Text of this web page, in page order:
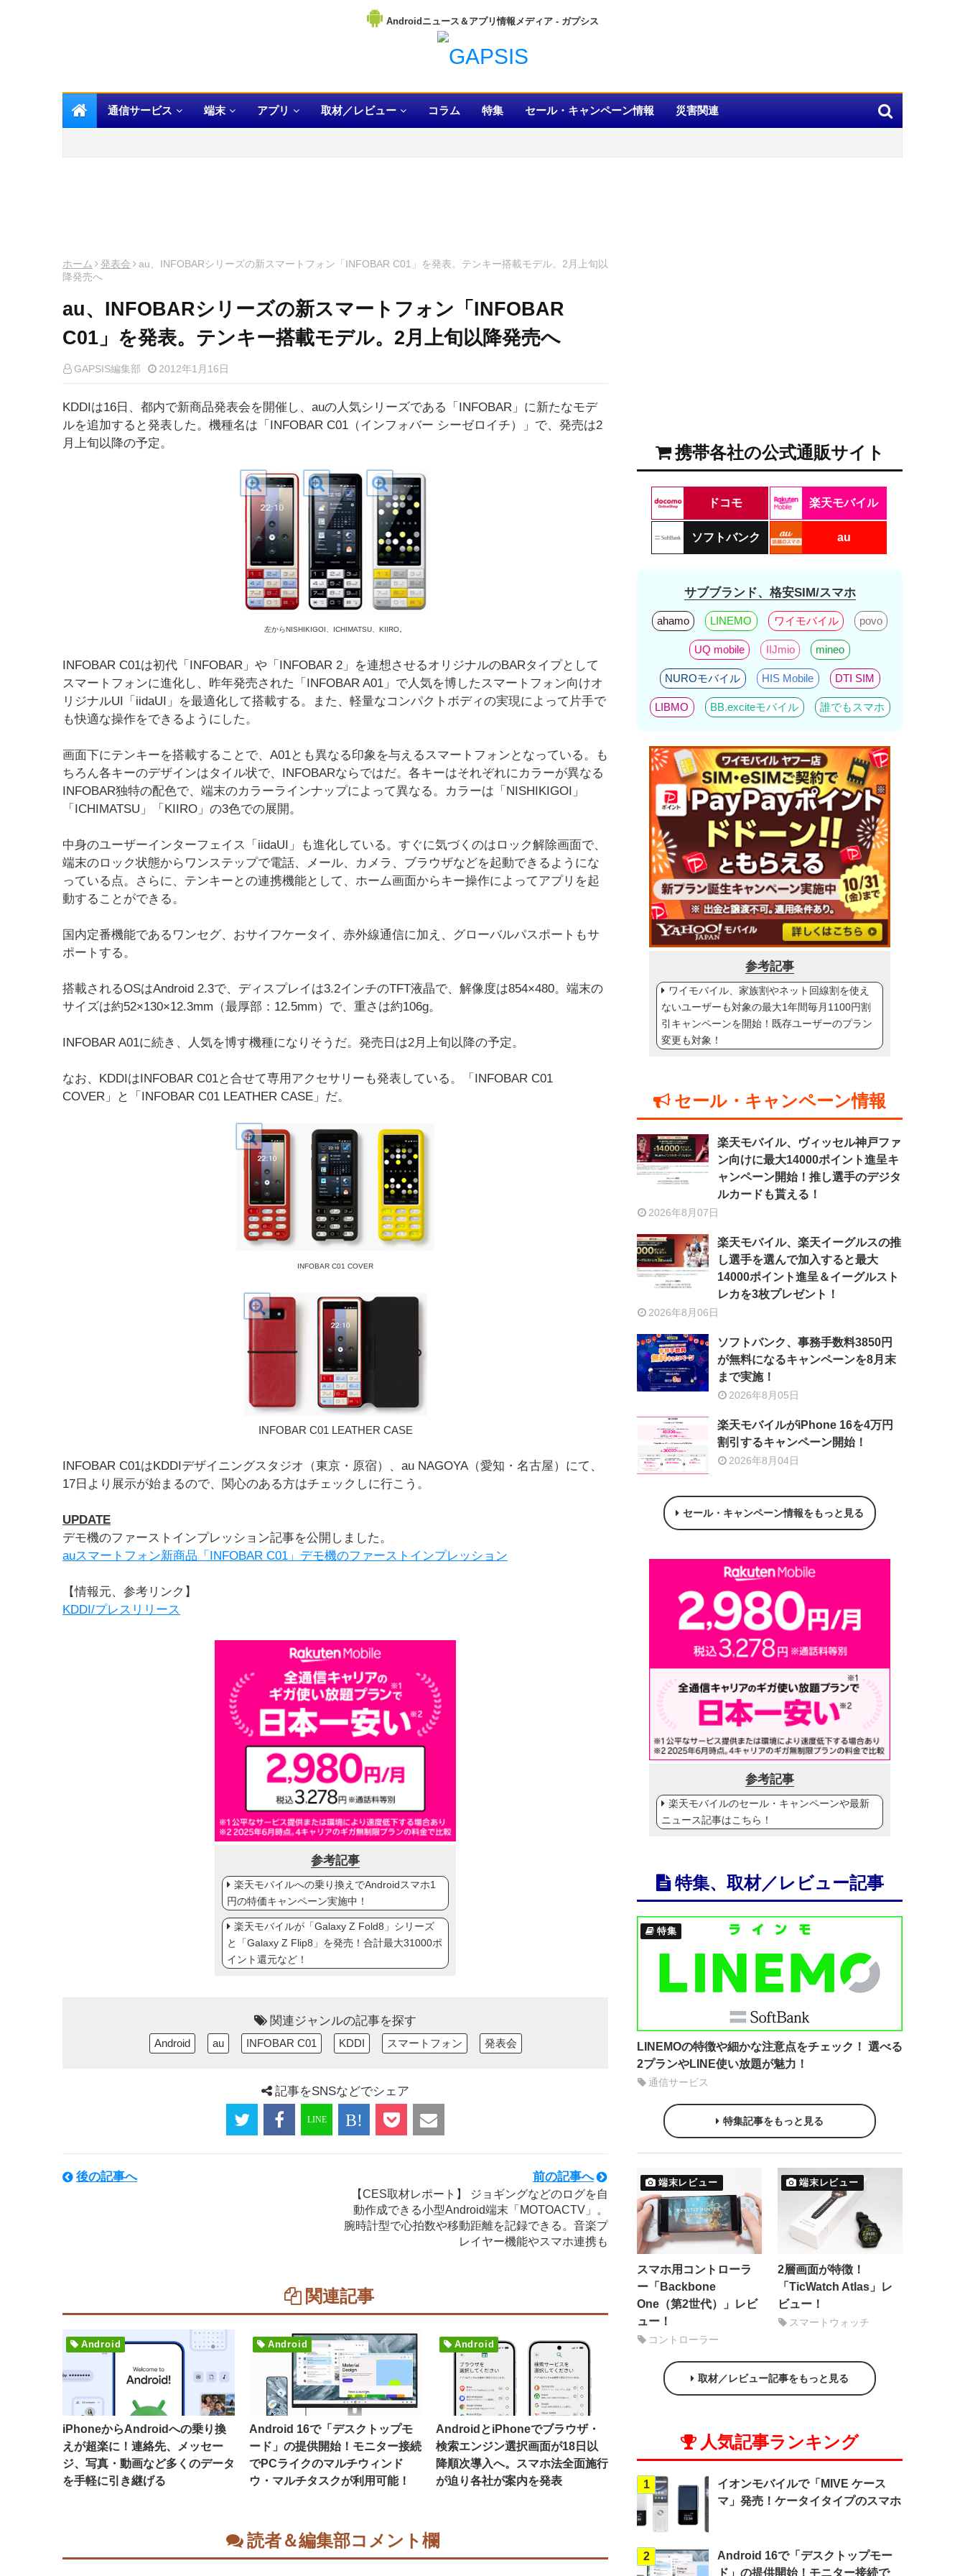
Androidニュース＆アプリ情報メディア
通信サービス 端末 アプリ 取材／レビュー コラム 特集 セール・キャンペーン情報 災害関連
ホーム 発表会
au、INFOBARシリーズの新スマートフォン「INFOBAR C01」を発表。テンキー搭載モデル。2月上旬以
降発売へ
au、INFOBARシリーズの新スマートフォン「INFOBAR
C01」を発表。テンキー搭載モデル。2月上旬以降発売へ
GAPSIS編集部 2012年1月16日
KDDIは16日、都内で新商品発表会を開催し、auの人気シリーズである「INFOBAR」に新たなモデ
ルを追加すると発表した。機種名は「INFOBAR C01（インフォバー シーゼロイチ）」で、発売は2
月上旬以降の予定。
左からNISHIKIGOI、ICHIMATSU、KIIRO。
INFOBAR C01は初代「INFOBAR」や「INFOBAR 2」を連想させるオリジナルのBARタイプとして
スマートフォンに進化し、昨年発売された「INFOBAR A01」で人気を博したスマートフォン向けオ
リジナルUI「iidaUI」を最適化して搭載する。また、軽量なコンパクトボディの実現によって片手で
も快適な操作をできるようにした。
画面下にテンキーを搭載することで、A01とも異なる印象を与えるスマートフォンとなっている。も
ちろん各キーのデザインはタイル状で、INFOBARならではだ。各キーはそれぞれにカラーが異なる
INFOBAR独特の配色で、端末のカラーラインナップによって異なる。カラーは「NISHIKIGOI」
「ICHIMATSU」「KIIRO」の3色での展開。
中身のユーザーインターフェイス「iidaUI」も進化している。すぐに気づくのはロック解除画面で、
端末のロック状態からワンステップで電話、メール、カメラ、ブラウザなどを起動できるようにな
っている点。さらに、テンキーとの連携機能として、ホーム画面からキー操作によってアプリを起
動することができる。
国内定番機能であるワンセグ、おサイフケータイ、赤外線通信に加え、グローバルパスポートもサ
ポートする。
搭載されるOSはAndroid 2.3で、ディスプレイは3.2インチのTFT液晶で、解像度は854×480。端末の
サイズは約52×130×12.3mm（最厚部：12.5mm）で、重さは約106g。
INFOBAR A01に続き、人気を博す機種になりそうだ。発売日は2月上旬以降の予定。
なお、KDDIはINFOBAR C01と合せて専用アクセサリーも発表している。「INFOBAR C01
COVER」と「INFOBAR C01 LEATHER CASE」だ。
INFOBAR C01 COVER
INFOBAR C01 LEATHER CASE
INFOBAR C01はKDDIデザイニングスタジオ（東京・原宿）、au NAGOYA（愛知・名古屋）にて、
17日より展示が始まるので、関心のある方はチェックしに行こう。
UPDATE
デモ機のファーストインプレッション記事を公開しました。
auスマートフォン新商品「INFOBAR C01」デモ機のファーストインプレッション
【情報元、参考リンク】
KDDI/プレスリリース
参考記事
楽天モバイルへの乗り換えでAndroidスマホ1
円の特価キャンペーン実施中！
楽天モバイルが「Galaxy Z Fold8」シリーズ
と「Galaxy Z Flip8」を発売！合計最大31000ポ
イント還元など！
関連ジャンルの記事を探す
Android au INFOBAR C01 KDDI スマートフォン 発表会
記事をSNSなどでシェア
後の記事へ 前の記事へ
【CES取材レポート】 ジョギングなどのログを自
動作成できる小型Android端末「MOTOACTV」。
腕時計型で心拍数や移動距離を記録できる。音楽プ
レイヤー機能やスマホ連携も
関連記事
Android
iPhoneからAndroidへの乗り換
えが超楽に！連絡先、メッセー
ジ、写真・動画など多くのデータ
を手軽に引き継げる
Android
Android 16で「デスクトップモ
ード」の提供開始！モニター接続
でPCライクのマルチウィンド
ウ・マルチタスクが利用可能！
Android
AndroidとiPhoneでブラウザ・
検索エンジン選択画面が18日以
降順次導入へ。スマホ法全面施行
が迫り各社が案内を発表
読者＆編集部コメント欄
携帯各社の公式通販サイト
ドコモ 楽天モバイル
ソフトバンク au
サブブランド、格安SIM/スマホ
ahamo LINEMO ワイモバイル povo
UQ mobile IIJmio mineo
NUROモバイル HIS Mobile DTI SIM
LIBMO BB.exciteモバイル 誰でもスマホ
参考記事
ワイモバイル、家族割やネット回線割を使え
ないユーザーも対象の最大1年間毎月1100円割
引キャンペーンを開始！既存ユーザーのプラン
変更も対象！
セール・キャンペーン情報
楽天モバイル、ヴィッセル神戸ファ
ン向けに最大14000ポイント進呈キ
ャンペーン開始！推し選手のデジタ
ルカードも貰える！
2026年8月07日
楽天モバイル、楽天イーグルスの推
し選手を選んで加入すると最大
14000ポイント進呈＆イーグルスト
レカを3枚プレゼント！
2026年8月06日
ソフトバンク、事務手数料3850円
が無料になるキャンペーンを8月末
まで実施！
2026年8月05日
楽天モバイルがiPhone 16を4万円
割引するキャンペーン開始！
2026年8月04日
セール・キャンペーン情報をもっと見る
参考記事
楽天モバイルのセール・キャンペーンや最新
ニュース記事はこちら！
特集、取材／レビュー記事
特集
LINEMOの特徴や細かな注意点をチェック！ 選べる
2プランやLINE使い放題が魅力！
通信サービス
特集記事をもっと見る
端末レビュー
スマホ用コントローラ
ー「Backbone
One（第2世代）」レビ
ュー！
コントローラー
端末レビュー
2層画面が特徴！
「TicWatch Atlas」レ
ビュー！
スマートウォッチ
取材／レビュー記事をもっと見る
人気記事ランキング
1
イオンモバイルで「MIVE ケース
マ」発売！ケータイタイプのスマホ
2
Android 16で「デスクトップモー
ド」の提供開始！モニター接続で